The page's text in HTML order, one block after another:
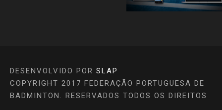
DESENVOLVIDO POR SLAP
COPYRIGHT 2017 FEDERAÇÃO PORTUGUESA DE
BADMINTON. RESERVADOS TODOS OS DIREITOS